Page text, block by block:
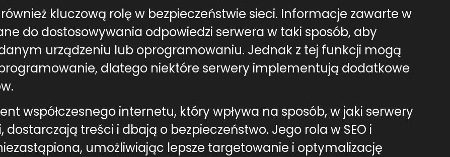
kluczową rolę w bezpieczeństwie sieci. Informacje zawarte w
do dostosowywania odpowiedzi serwera w taki sposób, aby
urządzeniu lub oprogramowaniu. Jednak z tej funkcji mogą
dlatego niektóre serwery implementują dodatkowe
współczesnego internetu, który wpływa na sposób, w jaki serwery
treści i dbają o bezpieczeństwo. Jego rola w SEO i
umożliwiając lepsze targetowanie i optymalizację